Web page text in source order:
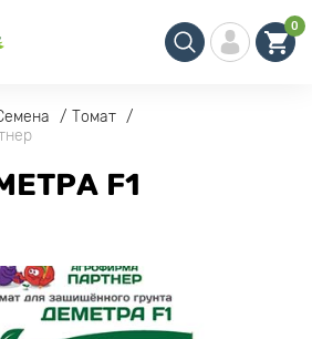
0
Томат
F1